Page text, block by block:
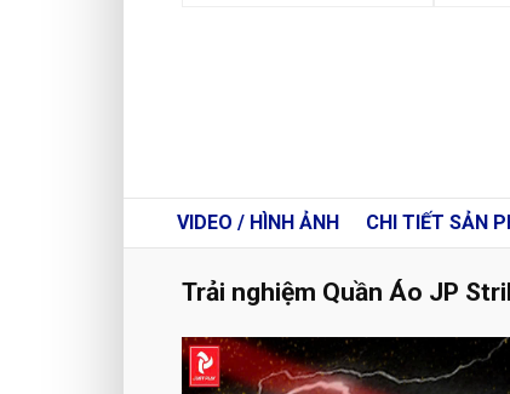
VIDEO / HÌNH ẢNH CHI TIẾTSẢN
Trải nghiệm Quần Áo JP